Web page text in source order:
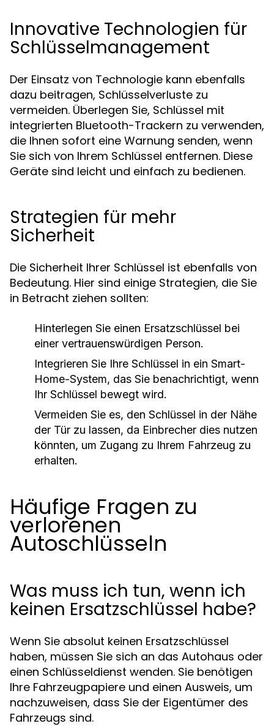
Innovative Technologien für
Schlüsselmanagement
Der Einsatz von Technologie kann ebenfalls
dazu beitragen, Schlüsselverluste zu
vermeiden. Überlegen Sie, Schlüssel mit
integrierten Bluetooth-Trackern zu verwenden,
die Ihnen sofort eine Warnung senden, wenn
Sie sich von Ihrem Schlüssel entfernen. Diese
Geräte sind leicht und einfach zu bedienen.
Strategien für mehr
Sicherheit
Die Sicherheit Ihrer Schlüssel ist ebenfalls von
Bedeutung. Hier sind einige Strategien, die Sie
in Betracht ziehen sollten:
Hinterlegen Sie einen Ersatzschlüssel bei
einer vertrauenswürdigen Person.
Integrieren Sie Ihre Schlüssel in ein Smart-
Home-System, das Sie benachrichtigt, wenn
Ihr Schlüssel bewegt wird.
Vermeiden Sie es, den Schlüssel in der Nähe
der Tür zu lassen, da Einbrecher dies nutzen
könnten, um Zugang zu Ihrem Fahrzeug zu
erhalten.
Häufige Fragen zu
verlorenen
Autoschlüsseln
Was muss ich tun, wenn ich
keinen Ersatzschlüssel habe?
Wenn Sie absolut keinen Ersatzschlüssel
haben, müssen Sie sich an das Autohaus oder
einen Schlüsseldienst wenden. Sie benötigen
Ihre Fahrzeugpapiere und einen Ausweis, um
nachzuweisen, dass Sie der Eigentümer des
Fahrzeugs sind.